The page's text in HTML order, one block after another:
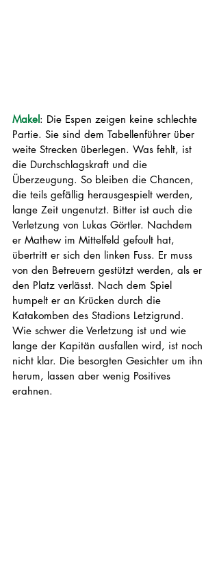
Makel : Die Espen zeigen keine schlechte
Partie. Sie sind dem Tabellenführer über
weite Strecken überlegen. Was fehlt, ist
die Durchschlagskraft und die
Überzeugung. So bleiben die Chancen,
die teils gefällig herausgespielt werden,
lange Zeit ungenutzt. Bitter ist auch die
Verletzung von Lukas Görtler. Nachdem
er Mathew im Mittelfeld gefoult hat,
übertritt er sich den linken Fuss. Er muss
von den Betreuern gestützt werden, als er
den Platz verlässt. Nach dem Spiel
humpelt er an Krücken durch die
Katakomben des Stadions Letzigrund.
Wie schwer die Verletzung ist und wie
lange der Kapitän ausfallen wird, ist noch
nicht klar. Die besorgten Gesichter um ihn
herum, lassen aber wenig Positives
erahnen.